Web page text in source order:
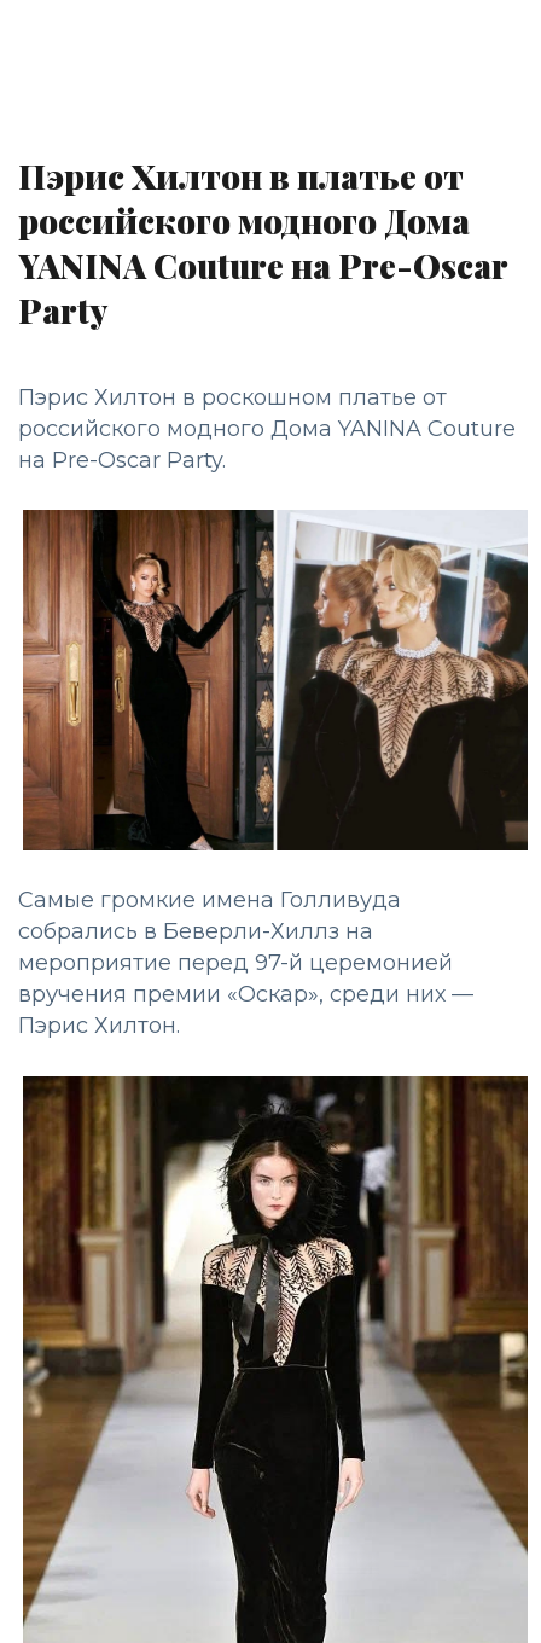
Пэрис Хилтон в платье от
российского модного Дома
YANINA Couture на Pre-Oscar
Party
Пэрис Хилтон в роскошном платье от
российского модного Дома YANINA Couture
на Pre-Oscar Party.
Самые громкие имена Голливуда
собрались в Беверли-Хиллз на
мероприятие перед 97-й церемонией
вручения премии «Оскар», среди них —
Пэрис Хилтон.